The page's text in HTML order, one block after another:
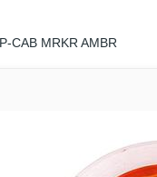
CAB MRKR AMBR